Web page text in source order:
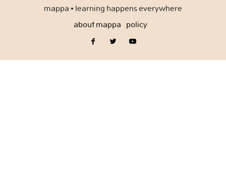
mappa • learning happens everywhere
about mappa policy